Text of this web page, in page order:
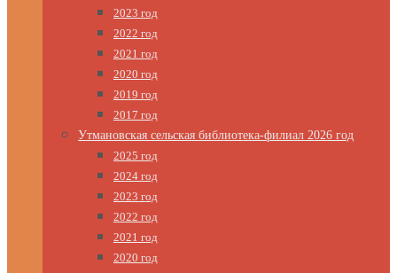
2023 год
2022 год
2021 год
2020 год
2019 год
2017 год
Утмановская сельская библиотека-филиал 2026 год
2025 год
2024 год
2023 год
2022 год
2021 год
2020 год